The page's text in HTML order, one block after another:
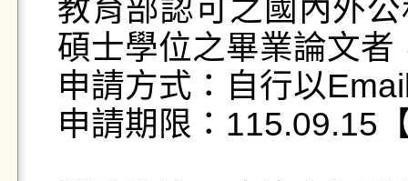
教育部認可之國內外
碩士學位之畢業論文者
申請方式：自行以
申請期限：115.09.15